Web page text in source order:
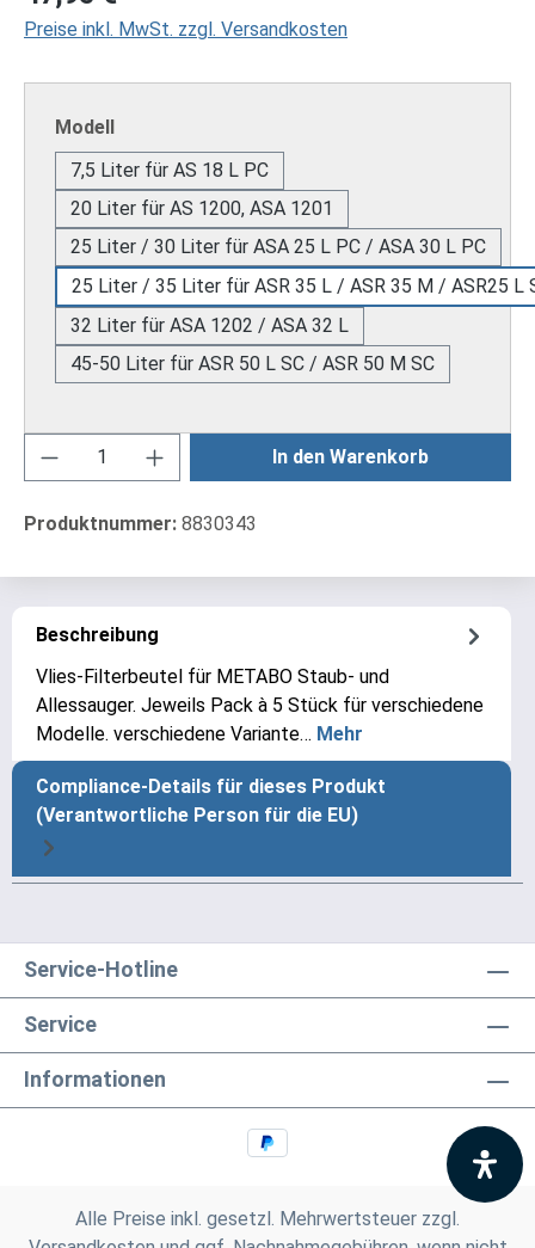
Preise inkl. MwSt. zzgl. Versandkosten
Modellauswählen
7,5 Liter für AS 18 L PC
20 Liter für AS 1200, ASA 1201
25 Liter / 30 Liter für ASA 25 L PC / ASA 30 L PC
25 Liter / 35 Liter für ASR 35 L / ASR 35 M / ASR25 L
32 Liter für ASA 1202 / ASA 32 L
45-50 Liter für ASR 50 L SC / ASR 50 M SC
Produkt Anzahl: Gib den gewünschten
In den Warenkorb
Produktnummer: 8830343
Beschreibung
Vlies-Filterbeutel für METABO Staub- und
Allessauger. Jeweils Pack à 5 Stück für verschiedene
Modelle. verschiedene Variante… Mehr
Compliance-Details für dieses Produkt
(Verantwortliche Person für die EU)
Service-Hotline
Service
Informationen
Alle Preise inkl. gesetzl. Mehrwertsteuer zzgl.